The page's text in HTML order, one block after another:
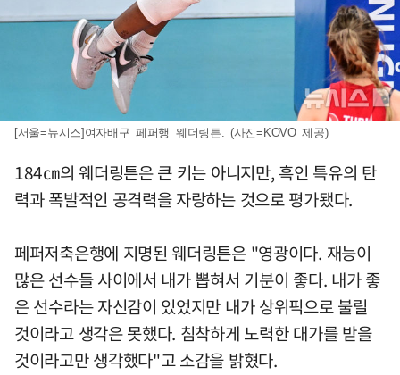
[서울=뉴시스]여자배구 페퍼행 웨더링튼. (사진=KOVO 제공)
184㎝의 웨더링튼은 큰 키는 아니지만, 흑인 특유의 탄
력과 폭발적인 공격력을 자랑하는 것으로 평가됐다.
페퍼저축은행에 지명된 웨더링튼은 "영광이다. 재능이
많은 선수들 사이에서 내가 뽑혀서 기분이 좋다. 내가 좋
은 선수라는 자신감이 있었지만 내가 상위픽으로 불릴
것이라고 생각은 못했다. 침착하게 노력한 대가를 받을
것이라고만 생각했다"고 소감을 밝혔다.